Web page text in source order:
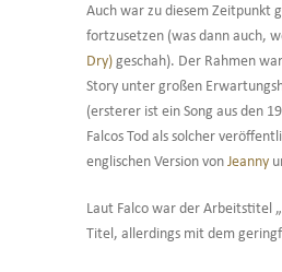
Auch war zu diesem Zeitpunkt
fortzusetzen (was dann auch,
Dry) geschah). Der Rahmen
Story unter großen
(ersterer ist ein Song aus den
Falcos Tod als solcher
englischen Version vonJeanny
Laut Falco war der Arbeitstitel
Titel, allerdings mit dem